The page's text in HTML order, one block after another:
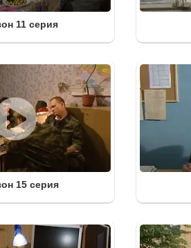
11 серия
15 серия